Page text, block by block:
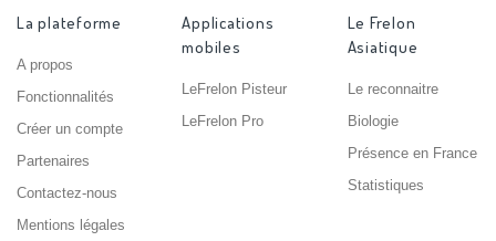
La plateforme
A propos
Fonctionnalités
Créer un compte
Partenaires
Contactez-nous
Mentions légales
Applications
mobiles
LeFrelon Pisteur
LeFrelon Pro
Le Frelon
Asiatique
Le reconnaitre
Biologie
Présence en France
Statistiques